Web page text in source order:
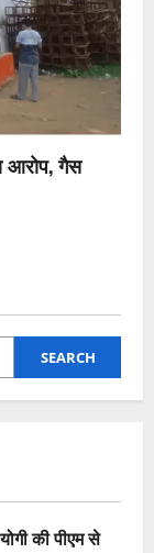
आरोप, गैस
SEARCH
की पीएम से